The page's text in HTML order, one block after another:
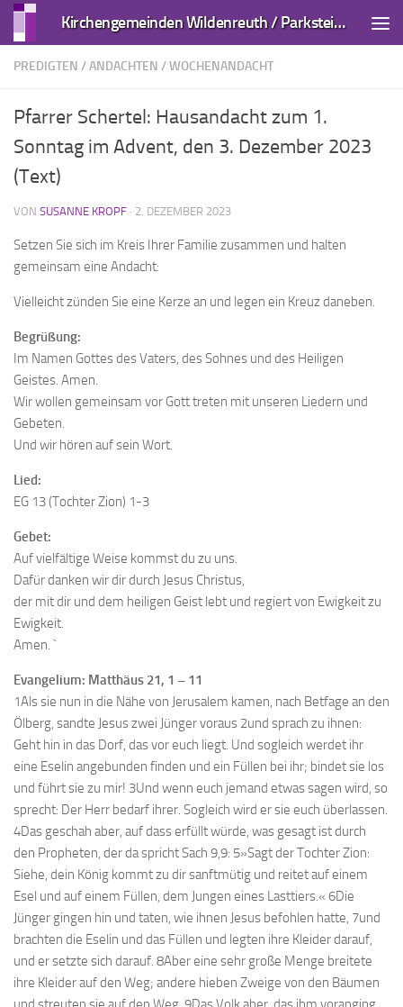
Zum Inhalt springen Kirchengemeinden Wildenreuth / Parkstein und Kirchendemenreuth
PREDIGTEN / ANDACHTEN /WOCHENANDACHT
Pfarrer Schertel: Hausandacht zum 1.
Sonntag im Advent, den 3. Dezember 2023
(Text)
VON SUSANNE KROPF · 2. DEZEMBER 2023
Setzen Sie sich im Kreis Ihrer Familie zusammen und halten
gemeinsam eine Andacht:
Vielleicht zünden Sie eine Kerze an und legen ein Kreuz daneben.
Begrüßung:
Im Namen Gottes des Vaters, des Sohnes und des Heiligen
Geistes. Amen.
Wir wollen gemeinsam vor Gott treten mit unseren Liedern und
Gebeten.
Und wir hören auf sein Wort.
Lied:
EG 13 (Tochter Zion) 1-3
Gebet:
Auf vielfältige Weise kommst du zu uns.
Dafür danken wir dir durch Jesus Christus,
der mit dir und dem heiligen Geist lebt und regiert von Ewigkeit zu
Ewigkeit.
Amen. `
Evangelium: Matthäus 21, 1 – 11
1Als sie nun in die Nähe von Jerusalem kamen, nach Betfage an den
Ölberg, sandte Jesus zwei Jünger voraus 2und sprach zu ihnen:
Geht hin in das Dorf, das vor euch liegt. Und sogleich werdet ihr
eine Eselin angebunden finden und ein Füllen bei ihr; bindet sie los
und führt sie zu mir! 3Und wenn euch jemand etwas sagen wird, so
sprecht: Der Herr bedarf ihrer. Sogleich wird er sie euch überlassen.
4Das geschah aber, auf dass erfüllt würde, was gesagt ist durch
den Propheten, der da spricht Sach 9,9: 5»Sagt der Tochter Zion:
Siehe, dein König kommt zu dir sanftmütig und reitet auf einem
Esel und auf einem Füllen, dem Jungen eines Lasttiers.« 6Die
Jünger gingen hin und taten, wie ihnen Jesus befohlen hatte, 7und
brachten die Eselin und das Füllen und legten ihre Kleider darauf,
und er setzte sich darauf. 8Aber eine sehr große Menge breitete
ihre Kleider auf den Weg; andere hieben Zweige von den Bäumen